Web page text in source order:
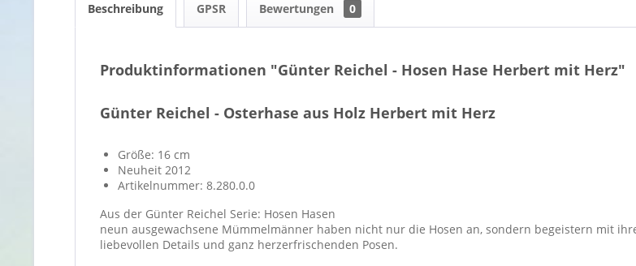
Beschreibung GPSR Bewertungen 0
Produktinformationen "Günter Reichel - Hosen Hase Herbert mit Herz"
Günter Reichel - Osterhase aus Holz Herbert mit Herz
Größe: 16 cm
Neuheit 2012
Artikelnummer: 8.280.0.0
Aus der Günter Reichel Serie: Hosen Hasen
neun ausgewachsene Mümmelmänner haben nicht nur die Hosen an, sondern begeistern mit
liebevollen Details und ganz herzerfrischenden Posen.